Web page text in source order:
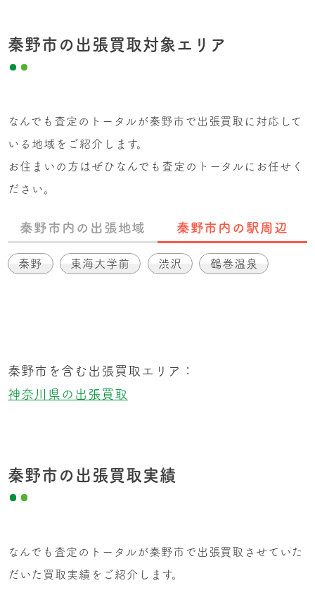
秦野市の出張買取対象エリア
なんでも査定のトータルが秦野市で出張買取に対応して
いる地域をご紹介します。
お住まいの方はぜひなんでも査定のトータルにお任せく
ださい。
秦野市内の出張地域 秦野市内の駅周辺
秦野 東海大学前 渋沢 鶴巻温泉
秦野市を含む出張買取エリア：
神奈川県の出張買取
秦野市の出張買取実績
なんでも査定のトータルが秦野市で出張買取させていた
だいた買取実績をご紹介します。